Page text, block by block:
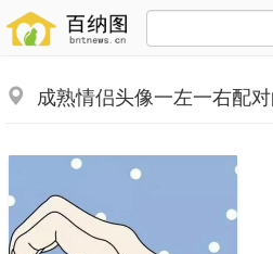
成熟情侣头像一左一右配